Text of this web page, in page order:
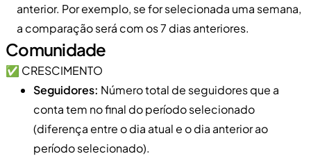
anterior. Por exemplo, se for selecionada uma semana,
a comparação será com os 7 dias anteriores.
Comunidade
✅ CRESCIMENTO
Seguidores: Número total de seguidores que a
conta tem no final do período selecionado
(diferença entre o dia atual e o dia anterior ao
período selecionado).